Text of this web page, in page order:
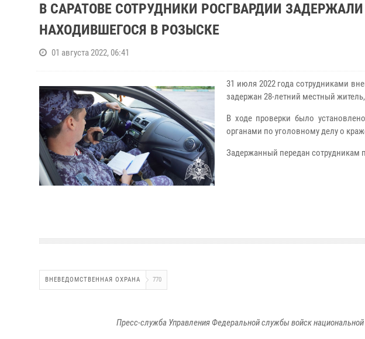
В САРАТОВЕ СОТРУДНИКИ РОСГВАРДИИ
НАХОДИВШЕГОСЯ В РОЗЫСКЕ
01 августа 2022, 06:41
31 июля 2022 года сотрудниками
задержан 28-летний местный
В ходе проверки было
органами по уголовному делу о
Задержанный передан сотрудникам
ВНЕВЕДОМСТВЕННАЯ ОХРАНА 770
Пресс-служба Управления Федеральной службы войск